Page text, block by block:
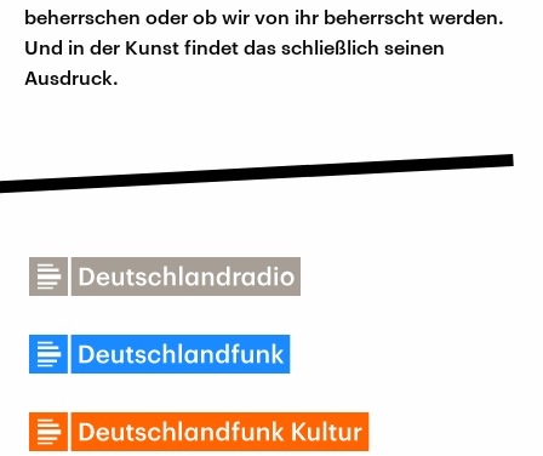
beherrschen oder ob wir von ihr beherrscht werden.
Und in der Kunst findet das schließlich seinen
Ausdruck.